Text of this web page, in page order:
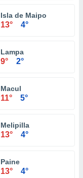
Isla de Maipo
13° 4°
Lampa
9° 2°
Macul
11° 5°
Melipilla
13° 4°
Paine
13° 4°